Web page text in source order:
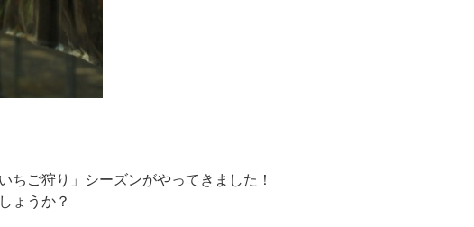
ご狩り」シーズンがやってきました！
ょうか？